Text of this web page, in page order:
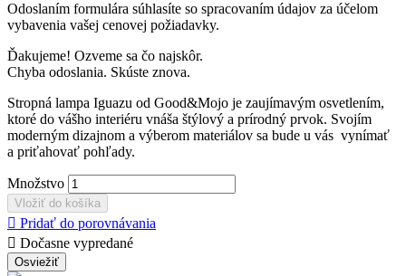
Odoslaním formulára súhlasíte so spracovaním údajov za účelom
vybavenia vašej cenovej požiadavky.
Ďakujeme! Ozveme sa čo najskôr.
Chyba odoslania. Skúste znova.
Stropná lampa Iguazu od Good&Mojo je zaujímavým osvetlením,
ktoré do vášho interiéru vnáša štýlový a prírodný prvok. Svojím
moderným dizajnom a výberom materiálov sa bude u vás vynímať
a priťahovať pohľady.
Množstvo
Vložiť do košíka
 Pridať do porovnávania
 Dočasne vypredané